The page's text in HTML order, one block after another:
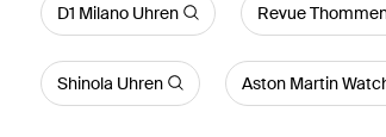
D1 Milano Uhren Revue
Shinola Uhren Aston Martin